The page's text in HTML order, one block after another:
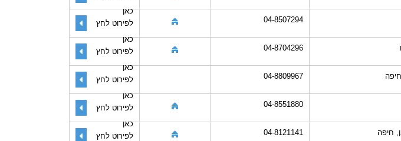
כאן
04-8507294
לפירוט לחץ
כאן
04-8704296
לפירוט לחץ
כאן
04-8809967
לפירוט לחץ
כאן
04-8551880
לפירוט לחץ
כאן
04-8121141
לפירוט לחץ